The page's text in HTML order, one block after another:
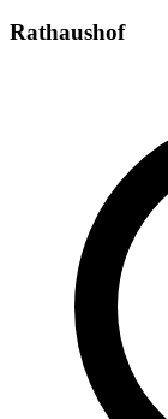
Rathaushof